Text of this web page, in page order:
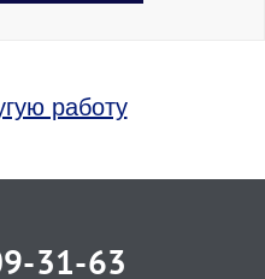
работу
31-63